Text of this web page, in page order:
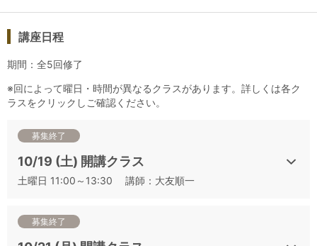
い14種について解説し、テイスティング
き内容、得点のポイントを解説します。白・赤・ロ
トを解説します。その後に本番形式でテイスティング
を実施し、制限時間後に解説します。
第2回：「合わせるお料理」
第4回：「シチュエーション」
講座日程
期間：全5回修了
※回によって曜日・時間が異なるクラスがあります。詳しくは各ク
ラスをクリックしご確認ください。
募集終了
10/19 (土) 開講クラス
土曜日 11:00～13:30 講師：大友順一
募集終了